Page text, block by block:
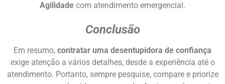
Agilidade com atendimento emergencial.
Conclusão
Em resumo, contratar uma desentupidora de confiança
exige atenção a vários detalhes, desde a experiência até o
atendimento. Portanto, sempre pesquise, compare e priorize